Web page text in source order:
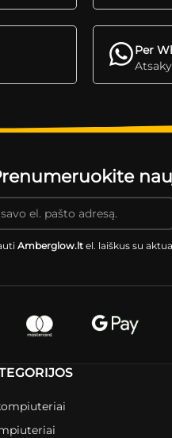
Per
Amberglow.lt el. laiškus su